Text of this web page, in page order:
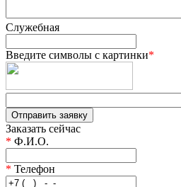
Служебная
Введите символы с картинки*
Заказать сейчас
* Ф.И.О.
* Телефон